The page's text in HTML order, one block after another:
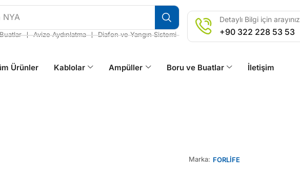
NYA
❘ Avize Aydınlatma ❘ Diafon ve Yangın Sistemi
Detaylı Bilgi için arayınız
+90 322 228 53 53
Ürünler Kablolar Ampüller Boru ve Buatlar İletişim
Marka: FORLİFE